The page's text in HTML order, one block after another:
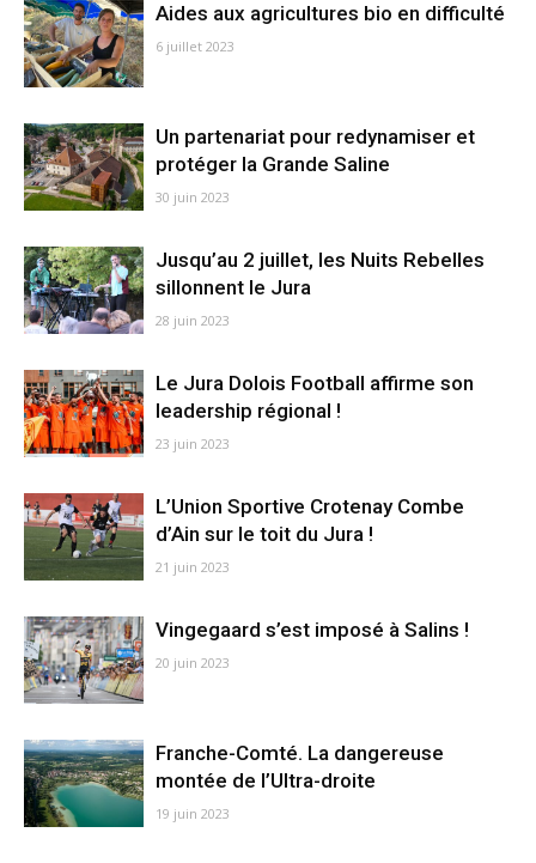
Aides aux agricultures bio en difficulté
6 juillet 2023
Un partenariat pour redynamiser et
protéger la Grande Saline
30 juin 2023
Jusqu’au 2 juillet, les Nuits Rebelles
sillonnent le Jura
28 juin 2023
Le Jura Dolois Football affirme son
leadership régional !
23 juin 2023
L’Union Sportive Crotenay Combe
d’Ain sur le toit du Jura !
21 juin 2023
Vingegaard s’est imposé à Salins !
20 juin 2023
Franche-Comté. La dangereuse
montée de l’Ultra-droite
19 juin 2023